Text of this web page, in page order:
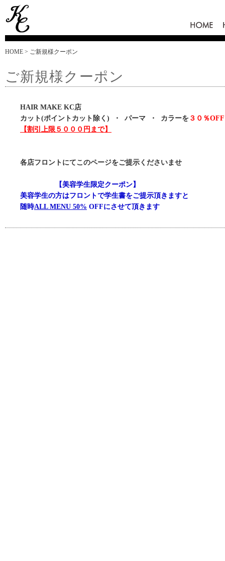
HOME
HOME > ご新規様クーポン
ご新規様クーポン
HAIR MAKE KC店
カット(ポイントカット除く) ・ パーマ ・ カラーを ３０％OFF
【割引上限５０００円まで】
各店フロントにてこのページをご提示くださいませ
【美容学生限定クーポン】
美容学生の方はフロントで学生書をご提示頂きますと
随時ALL MENU 50% OFFにさせて頂きます